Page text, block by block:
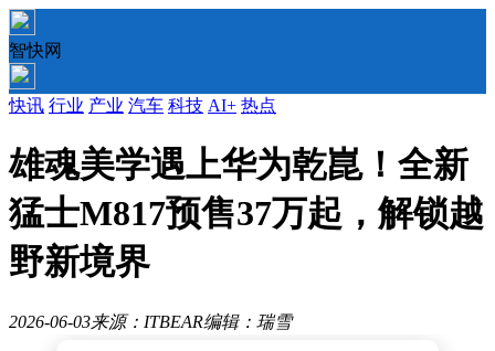
智快网
快讯 行业 产业 汽车 科技 AI+ 热点
雄魂美学遇上华为乾崑！全新
猛士M817预售37万起，解锁越
野新境界
2026-06-03来源：ITBEAR编辑：瑞雪